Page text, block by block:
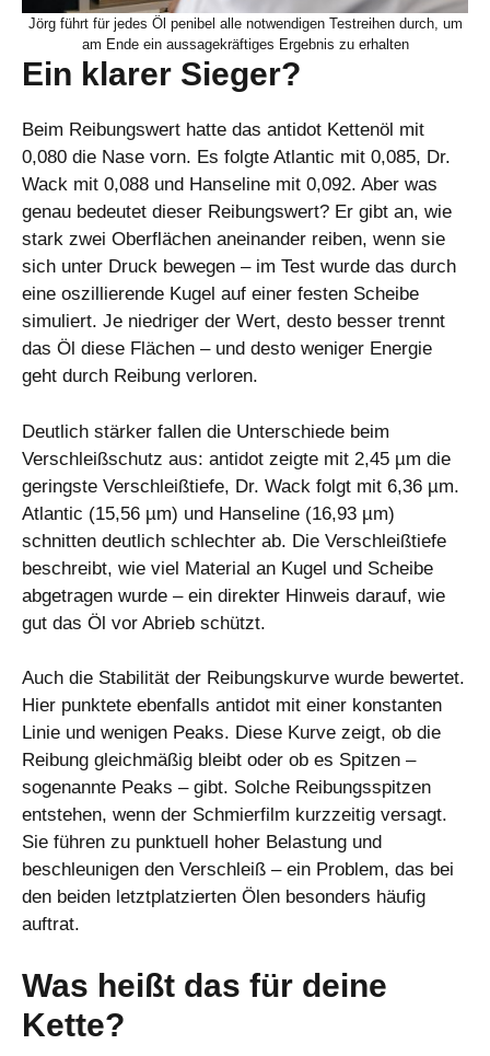
Jörg führt für jedes Öl penibel alle notwendigen Testreihen durch, um
am Ende ein aussagekräftiges Ergebnis zu erhalten
Ein klarer Sieger?
Beim Reibungswert hatte das antidot Kettenöl mit
0,080 die Nase vorn. Es folgte Atlantic mit 0,085, Dr.
Wack mit 0,088 und Hanseline mit 0,092. Aber was
genau bedeutet dieser Reibungswert? Er gibt an, wie
stark zwei Oberflächen aneinander reiben, wenn sie
sich unter Druck bewegen – im Test wurde das durch
eine oszillierende Kugel auf einer festen Scheibe
simuliert. Je niedriger der Wert, desto besser trennt
das Öl diese Flächen – und desto weniger Energie
geht durch Reibung verloren.
Deutlich stärker fallen die Unterschiede beim
Verschleißschutz aus: antidot zeigte mit 2,45 µm die
geringste Verschleißtiefe, Dr. Wack folgt mit 6,36 µm.
Atlantic (15,56 µm) und Hanseline (16,93 µm)
schnitten deutlich schlechter ab. Die Verschleißtiefe
beschreibt, wie viel Material an Kugel und Scheibe
abgetragen wurde – ein direkter Hinweis darauf, wie
gut das Öl vor Abrieb schützt.
Auch die Stabilität der Reibungskurve wurde bewertet.
Hier punktete ebenfalls antidot mit einer konstanten
Linie und wenigen Peaks. Diese Kurve zeigt, ob die
Reibung gleichmäßig bleibt oder ob es Spitzen –
sogenannte Peaks – gibt. Solche Reibungsspitzen
entstehen, wenn der Schmierfilm kurzzeitig versagt.
Sie führen zu punktuell hoher Belastung und
beschleunigen den Verschleiß – ein Problem, das bei
den beiden letztplatzierten Ölen besonders häufig
auftrat.
Was heißt das für deine
Kette?